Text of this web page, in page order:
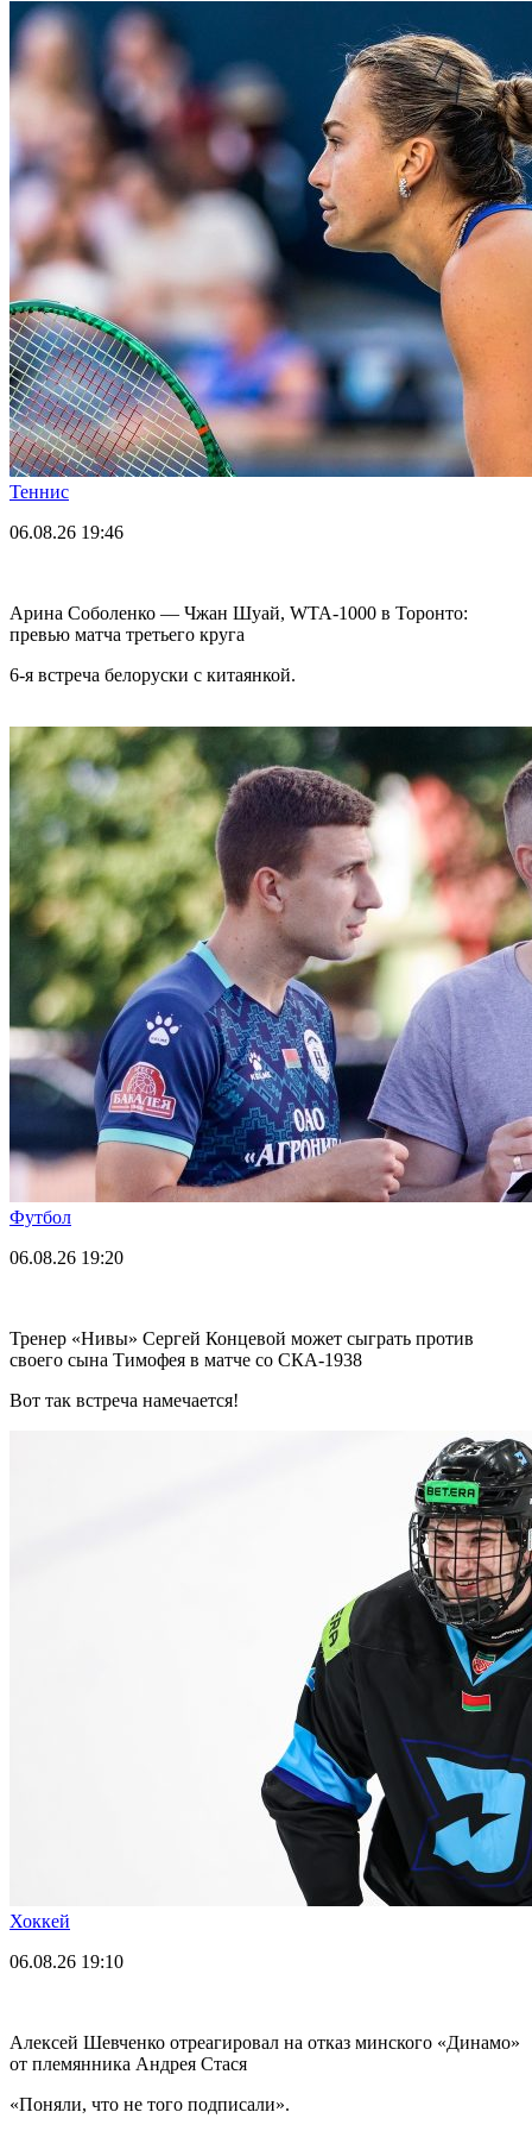
Теннис
06.08.26 19:46
Арина Соболенко — Чжан Шуай, WTA-1000 в Торонто:
превью матча третьего круга
6-я встреча белоруски с китаянкой.
Футбол
06.08.26 19:20
Тренер «Нивы» Сергей Концевой может сыграть против
своего сына Тимофея в матче со СКА-1938
Вот так встреча намечается!
Хоккей
06.08.26 19:10
Алексей Шевченко отреагировал на отказ минского «Динамо»
от племянника Андрея Стася
«Поняли, что не того подписали».